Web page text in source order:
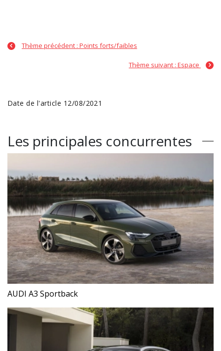
Thème précédent : Points forts/faibles
Thème suivant : Espace
Date de l'article 12/08/2021
Les principales concurrentes
AUDI A3 Sportback